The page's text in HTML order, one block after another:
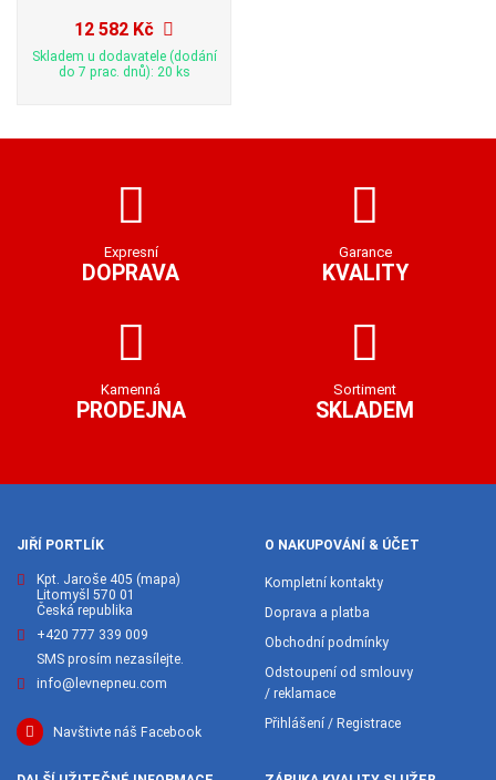
12 582 Kč
Skladem u dodavatele (dodání
do 7 prac. dnů): 20 ks
Expresní
DOPRAVA
Garance
KVALITY
Kamenná
PRODEJNA
Sortiment
SKLADEM
JIŘÍ PORTLÍK
Kpt. Jaroše 405 (mapa)
Litomyšl 570 01
Česká republika
+420 777 339 009
SMS prosím nezasílejte.
info@levnepneu.com
Navštivte náš Facebook
O NAKUPOVÁNÍ & ÚČET
Kompletní kontakty
Doprava a platba
Obchodní podmínky
Odstoupení od smlouvy
/ reklamace
Přihlášení / Registrace